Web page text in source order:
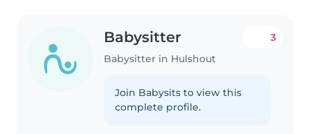
Babysitter
Babysitter in Hulshout
3
Join Babysits to view this
complete profile.